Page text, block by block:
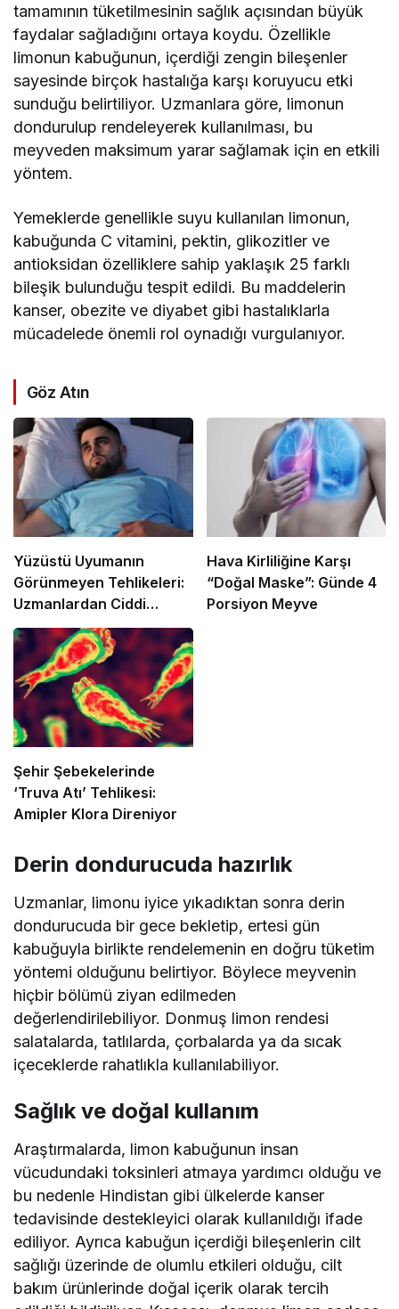
tamamının tüketilmesinin sağlık açısından büyük
faydalar sağladığını ortaya koydu. Özellikle
limonun kabuğunun, içerdiği zengin bileşenler
sayesinde birçok hastalığa karşı koruyucu etki
sunduğu belirtiliyor. Uzmanlara göre, limonun
dondurulup rendeleyerek kullanılması, bu
meyveden maksimum yarar sağlamak için en etkili
yöntem.
Yemeklerde genellikle suyu kullanılan limonun,
kabuğunda C vitamini, pektin, glikozitler ve
antioksidan özelliklere sahip yaklaşık 25 farklı
bileşik bulunduğu tespit edildi. Bu maddelerin
kanser, obezite ve diyabet gibi hastalıklarla
mücadelede önemli rol oynadığı vurgulanıyor.
Göz Atın
Yüzüstü Uyumanın
Görünmeyen Tehlikeleri:
Uzmanlardan Ciddi
Uyarılar
Hava Kirliliğine Karşı
“Doğal Maske”: Günde 4
Porsiyon Meyve
Şehir Şebekelerinde
‘Truva Atı’ Tehlikesi:
Amipler Klora Direniyor
Derin dondurucuda hazırlık
Uzmanlar, limonu iyice yıkadıktan sonra derin
dondurucuda bir gece bekletip, ertesi gün
kabuğuyla birlikte rendelemenin en doğru tüketim
yöntemi olduğunu belirtiyor. Böylece meyvenin
hiçbir bölümü ziyan edilmeden
değerlendirilebiliyor. Donmuş limon rendesi
salatalarda, tatlılarda, çorbalarda ya da sıcak
içeceklerde rahatlıkla kullanılabiliyor.
Sağlık ve doğal kullanım
Araştırmalarda, limon kabuğunun insan
vücudundaki toksinleri atmaya yardımcı olduğu ve
bu nedenle Hindistan gibi ülkelerde kanser
tedavisinde destekleyici olarak kullanıldığı ifade
ediliyor. Ayrıca kabuğun içerdiği bileşenlerin cilt
sağlığı üzerinde de olumlu etkileri olduğu, cilt
bakım ürünlerinde doğal içerik olarak tercih